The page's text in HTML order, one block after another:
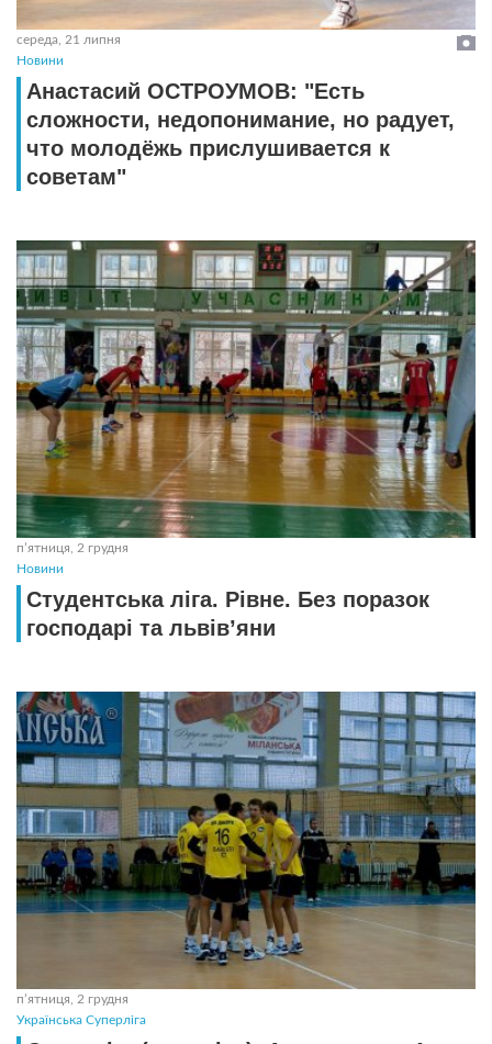
середа, 21 липня
Новини
Анастасий ОСТРОУМОВ: "Есть
сложности, недопонимание, но радует,
что молодёжь прислушивается к
советам"
пʼятниця, 2 грудня
Новини
Студентська ліга. Рівне. Без поразок
господарі та львів’яни
пʼятниця, 2 грудня
Українська Суперліга